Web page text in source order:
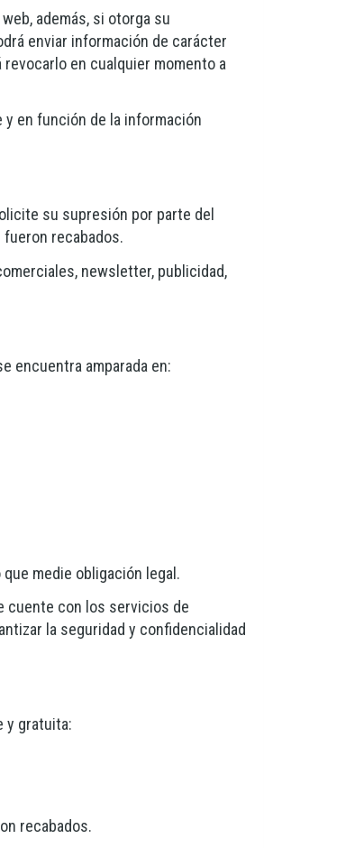
además, si otorga su
enviar información de carácter
en cualquier momento a
en función de la información
su supresión por parte del
recabados.
newsletter, publicidad,
encuentra amparada en:
medie obligación legal.
cuente con los servicios de
la seguridad y confidencialidad
y gratuita:
recabados.